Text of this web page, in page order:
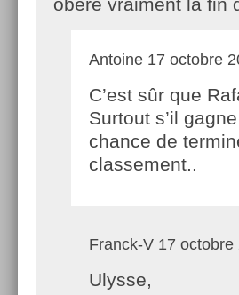
Antoine 17 octobre
C’est sûr que
Surtout s’il
chance de
classement..
Franck-V 17 octobre
Ulysse,